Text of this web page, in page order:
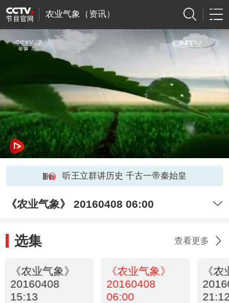
农业气象（资讯）
听王立群讲历史 千古一帝秦始皇
《农业气象》 20160408 06:00
选集 查看更多
《农业气象》
20160408
15:13
《农业气象》
20160408
06:00
《